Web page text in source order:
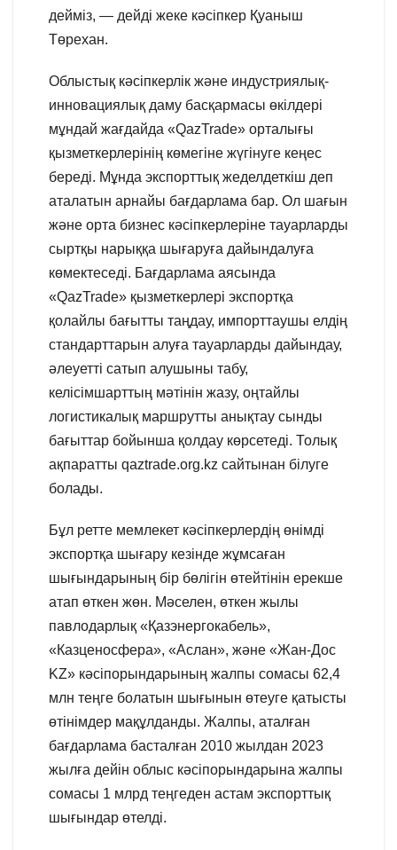
дейміз, — дейді жеке кәсіпкер Қуаныш
Төрехан.
Облыстық кәсіпкерлік және индустриялық-
инновациялық даму басқармасы өкілдері
мұндай жағдайда «QazTrade» орталығы
қызметкерлерінің көмегіне жүгінуге кеңес
береді. Мұнда экспорттық жеделдеткіш деп
аталатын арнайы бағдарлама бар. Ол шағын
және орта бизнес кәсіпкерлеріне тауарларды
сыртқы нарыққа шығаруға дайындалуға
көмектеседі. Бағдарлама аясында
«QazTrade» қызметкерлері экспортқа
қолайлы бағытты таңдау, импорттаушы елдің
стандарттарын алуға тауарларды дайындау,
әлеуетті сатып алушыны табу,
келісімшарттың мәтінін жазу, оңтайлы
логистикалық маршрутты анықтау сынды
бағыттар бойынша қолдау көрсетеді. Толық
ақпаратты qaztrade.org.kz сайтынан білуге
болады.
Бұл ретте мемлекет кәсіпкерлердің өнімді
экспортқа шығару кезінде жұмсаған
шығындарының бір бөлігін өтейтінін ерекше
атап өткен жөн. Мәселен, өткен жылы
павлодарлық «Қазэнергокабель»,
«Казценосфера», «Аслан», және «Жан-Дос
KZ» кәсіпорындарының жалпы сомасы 62,4
млн теңге болатын шығынын өтеуге қатысты
өтінімдер мақұлданды. Жалпы, аталған
бағдарлама басталған 2010 жылдан 2023
жылға дейін облыс кәсіпорындарына жалпы
сомасы 1 млрд теңгеден астам экспорттық
шығындар өтелді.